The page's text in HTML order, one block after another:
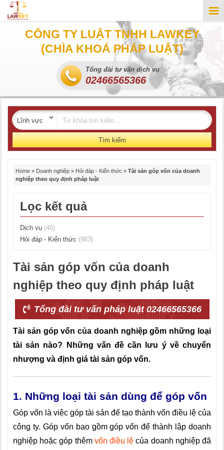
CÔNG TY LUẬT TNHH LAWKEY
(CHÌA KHOÁ PHÁP LUẬT)
Tổng đài tư vấn dịch vụ
02466565366
Tìm kiếm
Home » Doanh nghiệp » Hỏi đáp - Kiến thức » Tài sản góp vốn của doanh
nghiệp theo quy định pháp luật
Lọc kết quả
Dịch vụ (45)
Hỏi đáp - Kiến thức (983)
Tài sản góp vốn của doanh
nghiệp theo quy định pháp luật
Tổng đài tư vấn pháp luật 02466565366
Tài sản góp vốn của doanh nghiệp gồm những loại
tài sản nào? Những vấn đề cần lưu ý về chuyển
nhượng và định giá tài sản góp vốn.
1. Những loại tài sản dùng để góp vốn
Góp vốn là việc góp tài sản để tạo thành vốn điều lệ của
công ty. Góp vốn bao gồm góp vốn để thành lập doanh
nghiệp hoặc góp thêm vốn điều lệ của doanh nghiệp đã